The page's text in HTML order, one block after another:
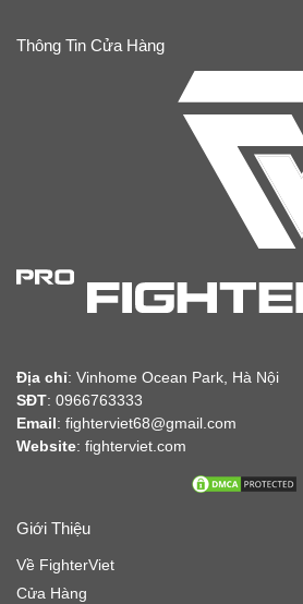
Thông Tin Cửa Hàng
Địa chỉ: Vinhome Ocean Park, Hà Nội
SĐT: 0966763333
Email: fighterviet68@gmail.com
Website: fighterviet.com
Giới Thiệu
Về FighterViet
Cửa Hàng